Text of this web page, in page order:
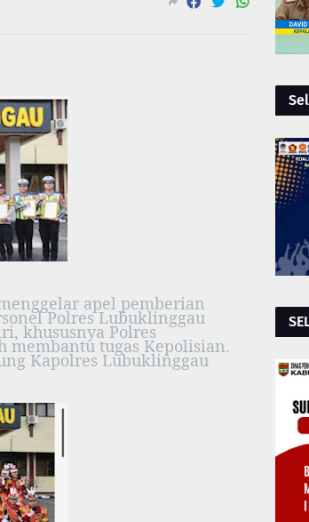
apel pemberian
Polres Lubuklinggau
khususnya Polres
membantu tugas Kepolisian.
Kapolres Lubuklinggau